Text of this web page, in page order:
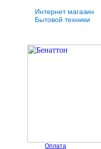
Интернет магазин
Бытовой техники
Оплата